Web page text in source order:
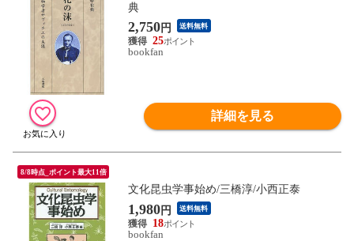
典
2,750円 送料無料
25
bookfan
詳細を見る
8/8時点_ポイント最大11倍
文化昆虫学事始め/三橋淳/小西正泰
1,980円 送料無料
18
bookfan